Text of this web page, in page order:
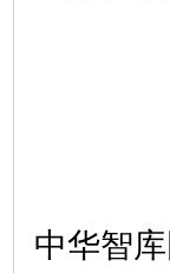
中华智